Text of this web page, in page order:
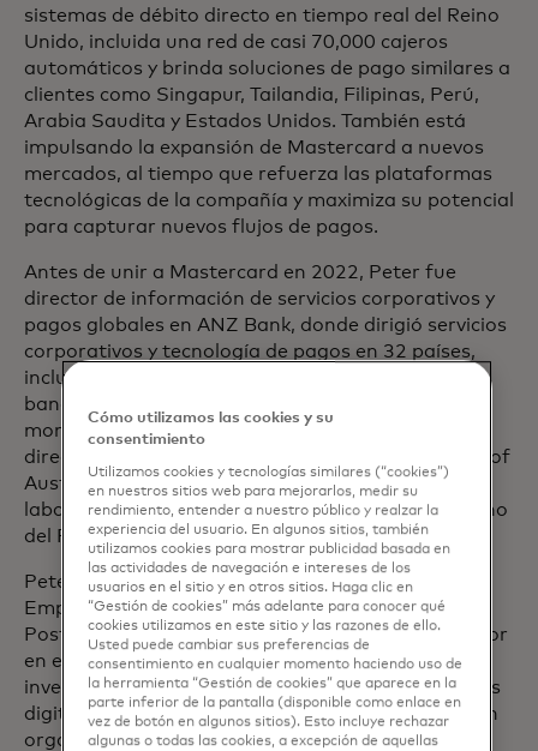
sistemas de débito directo en tiempo real del Reino
Unido, incluida una red de casi 70,000 cajeros
automáticos y brinda soluciones de pago similares a
clientes como Singapur, Tailandia, Filipinas, Perú,
Arabia Saudita y Estados Unidos. También está
impulsando la expansión de Mastercard a nuevos
mercados, al tiempo que refuerza las plataformas
tecnológicas de la compañía y maximiza su potencial
para capturar nuevos flujos de pagos.
Antes de unir a Mastercard en 2022, Peter fue
director de información de servicios corporativos y
pagos globales en ANZ Bank, donde dirigió servicios
corporativos y tecnología de pagos en 32 países,
incluidos pagos más rápidos, transfronterizos,
banca abierta, delitos financieros y desarrollos de
moneda digital. Anteriormente, pasó 5 años como
director de tecnología en el Commonwealth Bank of
Australia y también estableció uno de los
laboratorios de innovación tecnológica del gobierno
del Reino Unido.
Peter tiene un doctorado en Estrategia y
Emprendimiento, otorgado en 2010.
Posteriormente, pasó cinco años como investigador
en el Instituto de Tecnología de Massachusetts
investigando la innovación digital y los ecosistemas
digitales, la gobernanza global y la transformación
organizacional. Continúa como investigador de la
Cómo utilizamos las cookies y su
consentimiento
Utilizamos cookies y tecnologías similares (“cookies”)
en nuestros sitios web para mejorarlos, medir su
rendimiento, entender a nuestro público y realzar la
experiencia del usuario. En algunos sitios, también
utilizamos cookies para mostrar publicidad basada en
las actividades de navegación e intereses de los
usuarios en el sitio y en otros sitios. Haga clic en
“Gestión de cookies” más adelante para conocer qué
cookies utilizamos en este sitio y las razones de ello.
Usted puede cambiar sus preferencias de
consentimiento en cualquier momento haciendo uso de
la herramienta “Gestión de cookies” que aparece en la
parte inferior de la pantalla (disponible como enlace en
vez de botón en algunos sitios). Esto incluye rechazar
algunas o todas las cookies, a excepción de aquellas